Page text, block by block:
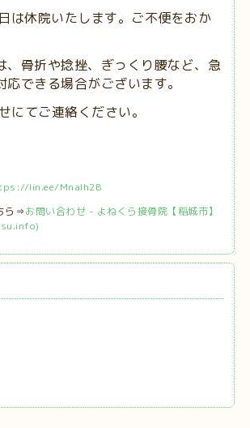
は休院いたします。ご不便をおか
骨折や捻挫、ぎっくり腰など、急
応できる場合がございます。
にてご連絡ください。
lin.ee/MnaIh2B
ら⇒お問い合わせ - よねくら接骨院【稲城市】